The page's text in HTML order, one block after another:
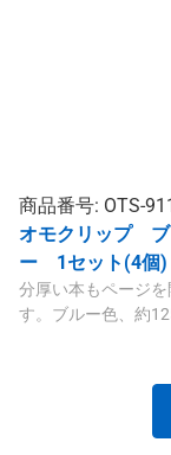
商品番号: OTS-
オモクリップ
ー 1セット(4個)
分厚い本もページ
す。ブルー色、約
ます。透明部分で